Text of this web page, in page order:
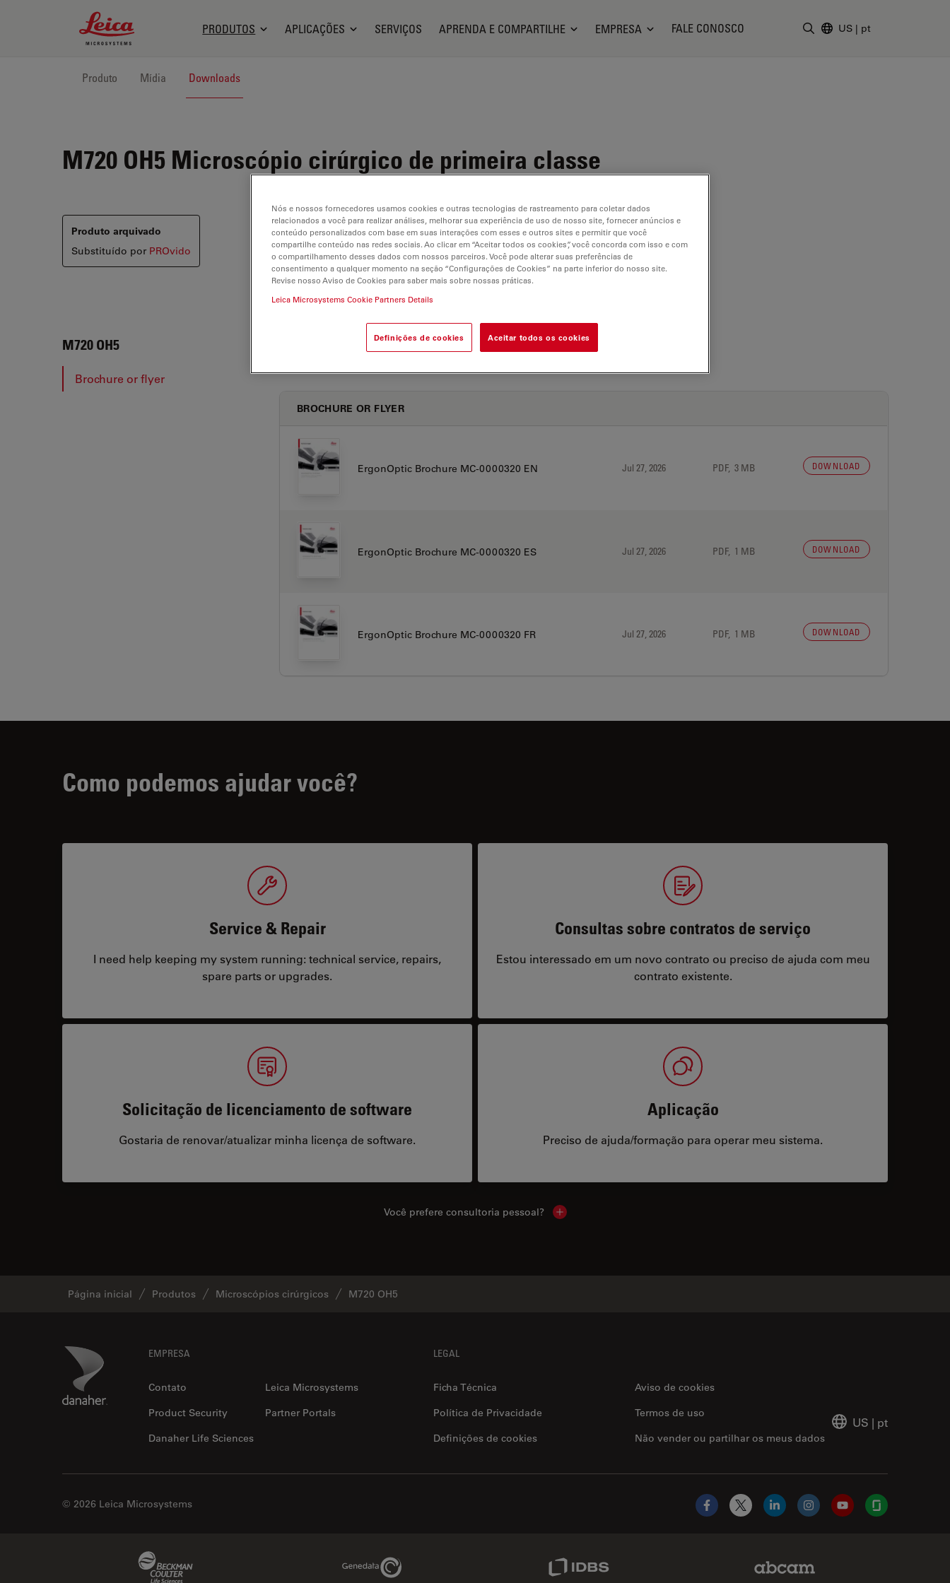
Leica Microsystems Logo
PRODUTOS APLICAÇÕES SERVIÇOS APRENDA E COMPARTILHE EMPRESA FALE CONOSCO US | pt
Produto Mídia Downloads
M720 OH5 Microscópio cirúrgico de primeira classe
Produto arquivado
Substituído por PROvido
M720 OH5
Brochure or flyer
BROCHURE OR FLYER
ErgonOptic Brochure MC-0000320 EN Jul 27, 2026 PDF, 3 MB DOWNLOAD
ErgonOptic Brochure MC-0000320 ES Jul 27, 2026 PDF, 1 MB DOWNLOAD
ErgonOptic Brochure MC-0000320 FR Jul 27, 2026 PDF, 1 MB DOWNLOAD
Como podemos ajudar você?
Service & Repair
I need help keeping my system running: technical service, repairs,
spare parts or upgrades.
Consultas sobre contratos de serviço
Estou interessado em um novo contrato ou preciso de ajuda com meu
contrato existente.
Solicitação de licenciamento de software
Gostaria de renovar/atualizar minha licença de software.
Aplicação
Preciso de ajuda/formação para operar meu sistema.
Você prefere consultoria pessoal? Show local contacts
Página inicial Produtos Microscópios cirúrgicos M720 OH5
Danaher Logo EMPRESA
Contato
Leica Microsystems
Product Security
Partner Portals
Danaher Life Sciences
LEGAL
Ficha Técnica
Aviso de cookies
Política de Privacidade
Não vender ou partilhar os meus dados
Termos de uso
Definições de cookies
US | pt
© 2026 Leica Microsystems
Facebook
X LinkedInInstagramYouTubeGlassdoor
Genedata Link
Nós e nossos fornecedores usamos cookies e outras tecnologias de rastreamento para coletar dados
relacionados a você para realizar análises, melhorar sua experiência de uso de nosso site, fornecer anúncios e
conteúdo personalizados com base em suas interações com esses e outros sites e permitir que você
compartilhe conteúdo nas redes sociais. Ao clicar em “Aceitar todos os cookies”, você concorda com isso e com
o compartilhamento desses dados com nossos parceiros. Você pode alterar suas preferências de
consentimento a qualquer momento na seção “Configurações de Cookies” na parte inferior do nosso site.
Revise nosso Aviso de Cookies para saber mais sobre nossas práticas.
Leica Microsystems Cookie Partners Details
Definições de cookies Aceitar todos os cookies